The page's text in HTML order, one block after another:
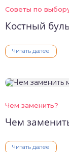
Советы по
Костный
Читать далее
Чем заменить?
Чем
Читать далее